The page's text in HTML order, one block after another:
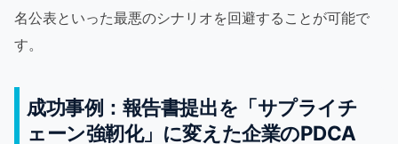
名公表といった最悪のシナリオを回避することが可能で
す。
成功事例：報告書提出を「サプライチ
ェーン強靭化」に変えた企業のPDCA